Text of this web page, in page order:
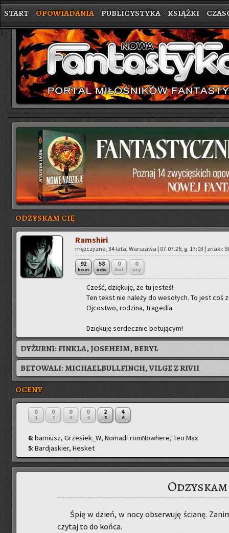
START OPOWIADANIA PUBLICYSTYKA KSIĄŻKI
}
ODZYSKAM CIĘ
Ram­shi­ri
męż­czy­zna, 34 lata, War­sza­wa | 07.07.26, g. 17:03 | znaki:
92
kom
58
odw
0
kol
0
czy
Cześć, dzię­ku­ję, że tu je­steś!
Ten tekst nie na­le­ży do we­so­łych. To jest
Oj­co­stwo, ro­dzi­na, tra­ge­dia.
Dzię­ku­ję ser­decz­nie be­tu­ją­cym!
DYŻURNI:FINKLA, JOSEHEIM, BERYL
BETOWALI:MICHAELBULLFINCH,VILGE Z RIVII
OCENY
0
1
0
2
0
3
0
4
2
5
4
6
6: barniusz, Grzesiek_W, NomadFromNowhere, Teo Max
5: Bardjaskier, Hesket
Śpię w dzień, w nocy ob­ser­wu­ję ścia­nę.
czy­taj to do końca.